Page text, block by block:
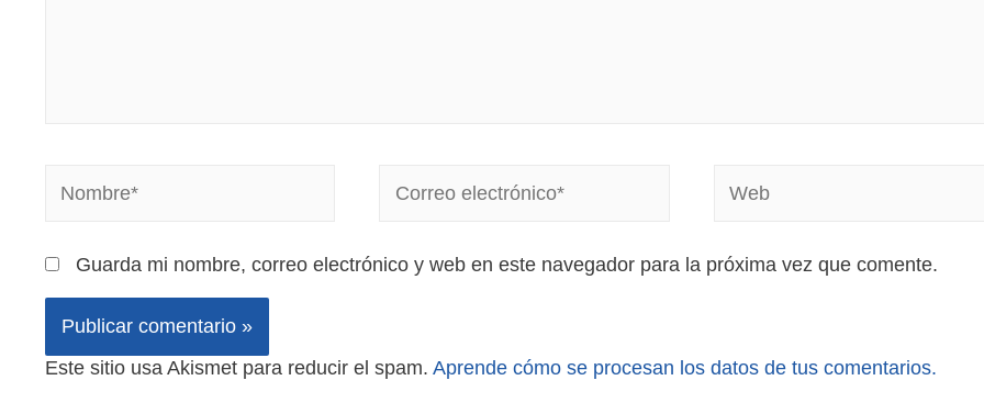
Guarda mi nombre, correo electrónico y web en este navegador para la próxima vez que comente.
Este sitio usa Akismet para reducir el spam. Aprende cómo se procesan los datos de tus comentarios.